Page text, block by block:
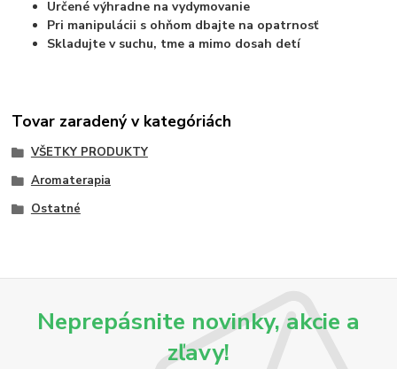
Určené výhradne na vydymovanie
Pri manipulácii s ohňom dbajte na opatrnosť
Skladujte v suchu, tme a mimo dosah detí
Tovar zaradený v kategóriách
VŠETKY PRODUKTY
Aromaterapia
Ostatné
Neprepásnite novinky, akcie a
zľavy!